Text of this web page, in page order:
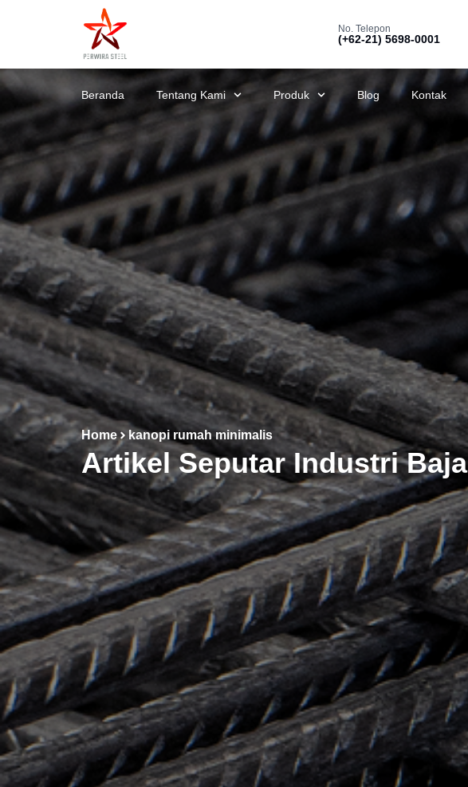
No. Telepon
(+62-21) 5698-0001
Beranda Tentang Kami Produk Blog Kontak
Home kanopi rumah minimalis
Artikel Seputar Industri Baja